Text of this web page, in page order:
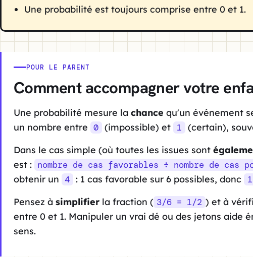
Une probabilité est toujours comprise entre 0 et 1.
POUR LE PARENT
Comment accompagner votre
Une probabilité mesure la chance qu'un événement
un nombre entre 0 (impossible) et 1 (certain),
Dans le cas simple (où toutes les issues sont
est : nombre de cas favorables ÷ nombre de cas
obtenir un 4 : 1 cas favorable sur 6 possibles, donc
Pensez à simplifierla fraction ( 3/6 = 1/2 ) et à
entre 0 et 1. Manipuler un vrai dé ou des jetons aide
sens.